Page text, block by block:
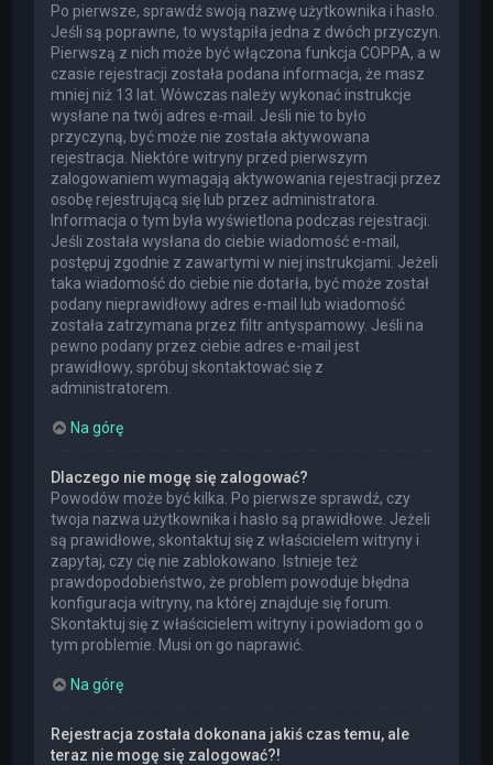
Po pierwsze, sprawdź swoją nazwę użytkownika i hasło.
Jeśli są poprawne, to wystąpiła jedna z dwóch przyczyn.
Pierwszą z nich może być włączona funkcja COPPA, a w
czasie rejestracji została podana informacja, że masz
mniej niż 13 lat. Wówczas należy wykonać instrukcje
wysłane na twój adres e-mail. Jeśli nie to było
przyczyną, być może nie została aktywowana
rejestracja. Niektóre witryny przed pierwszym
zalogowaniem wymagają aktywowania rejestracji przez
osobę rejestrującą się lub przez administratora.
Informacja o tym była wyświetlona podczas rejestracji.
Jeśli została wysłana do ciebie wiadomość e-mail,
postępuj zgodnie z zawartymi w niej instrukcjami. Jeżeli
taka wiadomość do ciebie nie dotarła, być może został
podany nieprawidłowy adres e-mail lub wiadomość
została zatrzymana przez filtr antyspamowy. Jeśli na
pewno podany przez ciebie adres e-mail jest
prawidłowy, spróbuj skontaktować się z
administratorem.
Na górę
Dlaczego nie mogę się zalogować?
Powodów może być kilka. Po pierwsze sprawdź, czy
twoja nazwa użytkownika i hasło są prawidłowe. Jeżeli
są prawidłowe, skontaktuj się z właścicielem witryny i
zapytaj, czy cię nie zablokowano. Istnieje też
prawdopodobieństwo, że problem powoduje błędna
konfiguracja witryny, na której znajduje się forum.
Skontaktuj się z właścicielem witryny i powiadom go o
tym problemie. Musi on go naprawić.
Na górę
Rejestracja została dokonana jakiś czas temu, ale
teraz nie mogę się zalogować?!